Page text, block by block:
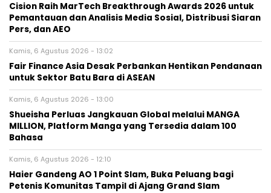
Cision Raih MarTech Breakthrough Awards 2026 untuk
Pemantauan dan Analisis Media Sosial, Distribusi Siaran
Pers, dan AEO
Kamis, 6 Agustus 2026 - 13:02
Fair Finance Asia Desak Perbankan Hentikan Pendanaan
untuk Sektor Batu Bara di ASEAN
Kamis, 6 Agustus 2026 - 13:00
Shueisha Perluas Jangkauan Global melalui MANGA
MILLION, Platform Manga yang Tersedia dalam 100
Bahasa
Kamis, 6 Agustus 2026 - 12:10
Haier Gandeng AO 1 Point Slam, Buka Peluang bagi
Petenis Komunitas Tampil di Ajang Grand Slam